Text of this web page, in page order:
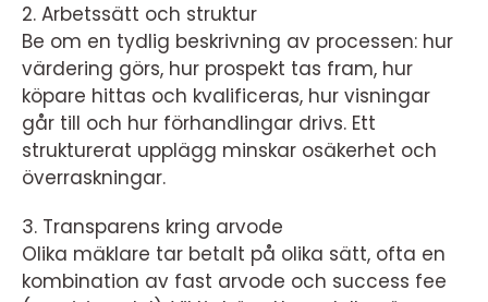
2. Arbetssätt och struktur
Be om en tydlig beskrivning av processen: hur
värdering görs, hur prospekt tas fram, hur
köpare hittas och kvalificeras, hur visningar
går till och hur förhandlingar drivs. Ett
strukturerat upplägg minskar osäkerhet och
överraskningar.
3. Transparens kring arvode
Olika mäklare tar betalt på olika sätt, ofta en
kombination av fast arvode och success fee